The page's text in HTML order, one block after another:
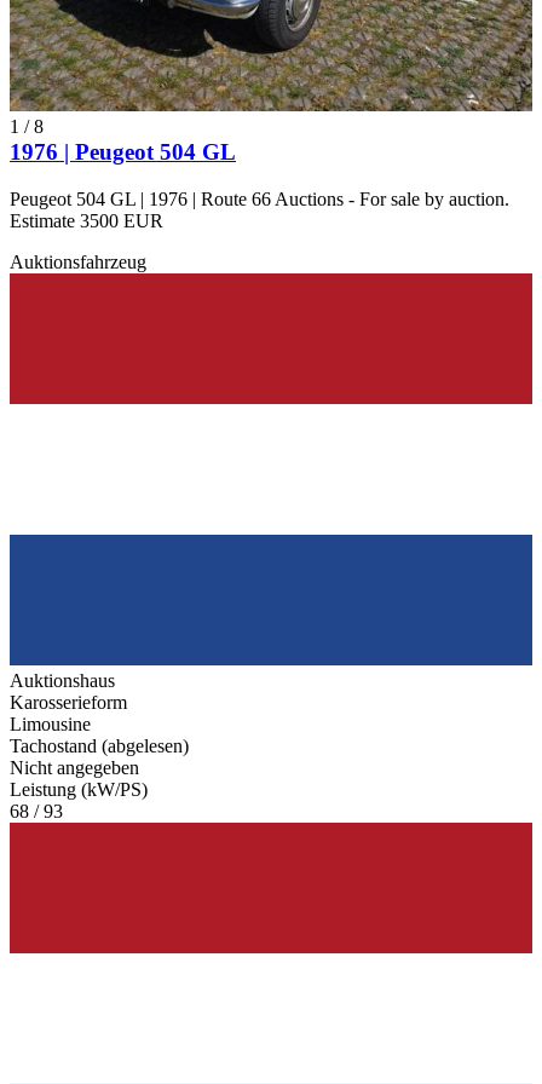
1 /8
1976 | Peugeot 504 GL
Peugeot 504 GL | 1976 | Route 66 Auctions - For sale by auction.
Estimate 3500 EUR
Auktionsfahrzeug
Auktionshaus
Karosserieform
Limousine
Tachostand (abgelesen)
Nicht angegeben
Leistung (kW/PS)
68 / 93